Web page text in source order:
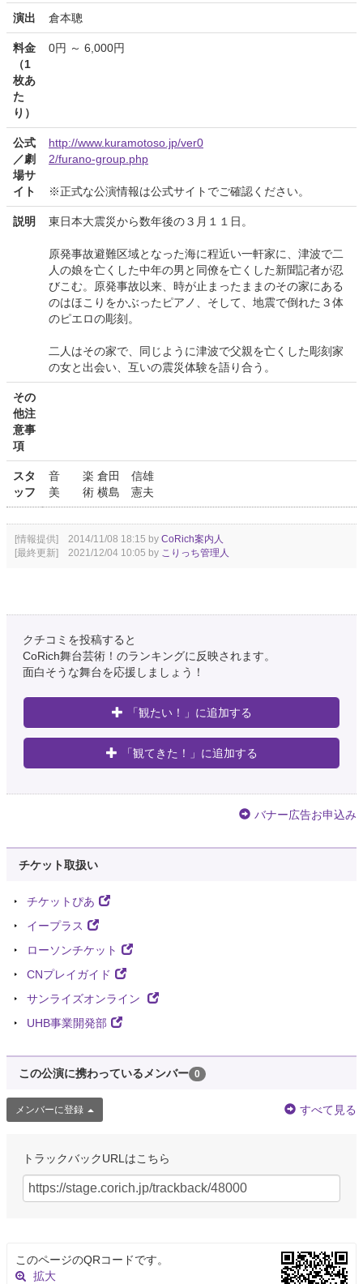
演出 倉本聰
料金
（1
枚あ
た
り）
0円 ～ 6,000円
公式
／劇
場サ
イト
http://www.kuramotoso.jp/ver0
2/furano-group.php
※正式な公演情報は公式サイトでご確認ください。
説明 東日本大震災から数年後の３月１１日。
原発事故避難区域となった海に程近い一軒家に、津波で二
人の娘を亡くした中年の男と同僚を亡くした新聞記者が忍
びこむ。原発事故以来、時が止まったままのその家にある
のはほこりをかぶったピアノ、そして、地震で倒れた３体
のピエロの彫刻。
二人はその家で、同じように津波で父親を亡くした彫刻家
の女と出会い、互いの震災体験を語り合う。
その
他注
意事
項
スタ
ッフ
音 楽 倉田 信雄
美 術 横島 憲夫
[情報提供] 2014/11/08 18:15 by CoRich案内人
[最終更新] 2021/12/04 10:05 by こりっち管理人
クチコミを投稿すると
CoRich舞台芸術！のランキングに反映されます。
面白そうな舞台を応援しましょう！
「観たい！」に追加する
「観てきた！」に追加する
バナー広告お申込み
チケット取扱い
チケットぴあ
イープラス
ローソンチケット
CNプレイガイド
サンライズオンライン
UHB事業開発部
この公演に携わっているメンバー 0
メンバーに登録 すべて見る
トラックバックURLはこちら
このページのQRコードです。
拡大